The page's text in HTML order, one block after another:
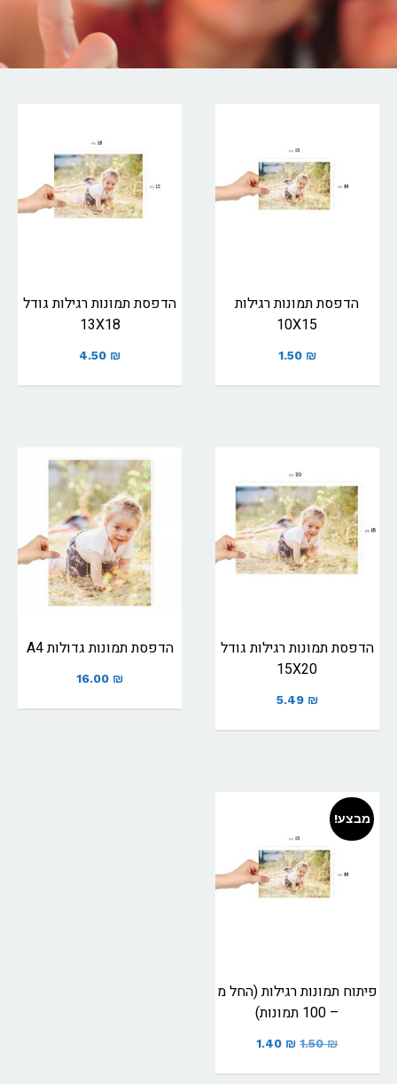
הדפסת תמונות רגילות
10X15
1.50 ₪
הדפסת תמונות רגילות גודל
13X18
4.50 ₪
הדפסת תמונות רגילות גודל
15X20
5.49 ₪
הדפסת תמונות גדולות A4
16.00 ₪
מבצע!
פיתוח תמונות רגילות (החל מ
– 100 תמונות)
1.50₪
1.40 ₪